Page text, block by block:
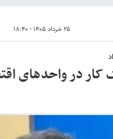
۲۵ خرداد ۱۴۰۵ - ۱۸:۴۰